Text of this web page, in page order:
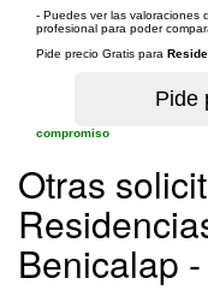
- Puedes ver las valoraciones
profesional para poder
Pide precio Gratis para
compromiso
Otras
Benicalap